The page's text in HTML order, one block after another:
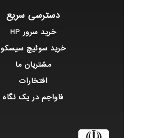
دسترسی سریع
خرید سرور HP
خرید سوئیچ سیسکو
مشتریان ما
افتخارات
فاواجم در یک نگاه